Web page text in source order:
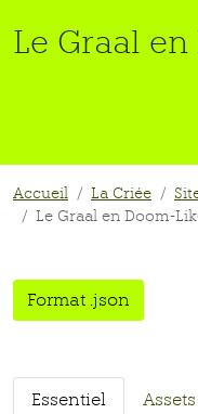
Le Graal
Accueil La Criée
Le Graal en Doom-
Format .json
Essentiel Assets